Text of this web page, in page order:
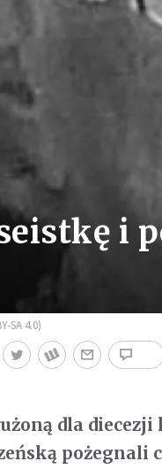
i
SA 4.0)
dla
pożegnali